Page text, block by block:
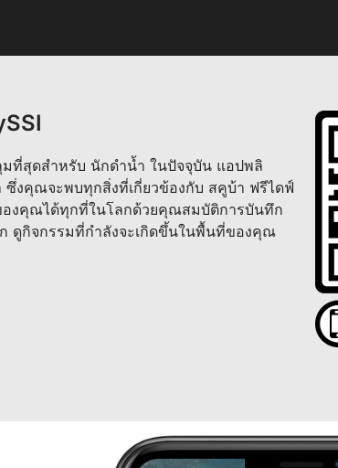
มที่สุดสำหรับ นักดำน้ำ ในปัจจุบัน แอปพลิ
งคุณจะพบทุกสิ่งที่เกี่ยวข้องกับ สคูบ้า ฟรีไดฟ์
องคุณได้ทุกที่ในโลกด้วยคุณสมบัติการบันทึก
ดูกิจกรรมที่กำลังจะเกิดขึ้นในพื้นที่ของคุณ